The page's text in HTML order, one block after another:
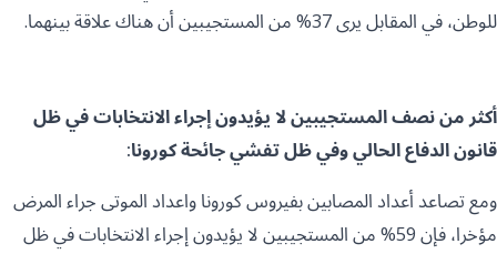
للوطن، في المقابل يرى 37% من المستجيبين أن هناك علاقة بينهما.
أكثر من نصف المستجيبين لا يؤيدون إجراء الانتخابات في ظل
قانون الدفاع الحالي وفي ظل تفشي جائحة كورونا:
ومع تصاعد أعداد المصابين بفيروس كورونا واعداد الموتى جراء المرض
مؤخرا، فإن 59% من المستجيبين لا يؤيدون إجراء الانتخابات في ظل